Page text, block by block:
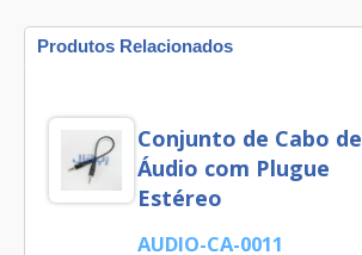
Produtos Relacionados
Conjunto de Cabo de
Áudio com Plugue
Estéreo
AUDIO-CA-0011